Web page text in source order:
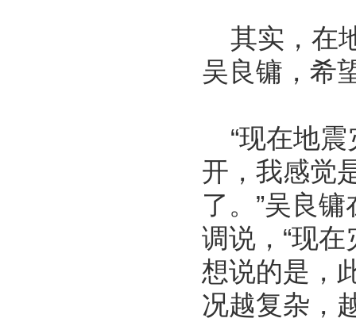
其实，在
吴良镛，希
“现在地震
开，我感觉
了。”吴良
调说，“现
想说的是，
况越复杂，